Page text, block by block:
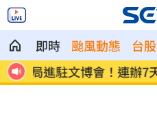
即時 颱風動態 台
ETF爆208億逃命潮！